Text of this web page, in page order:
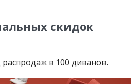
скидок
в 100 диванов.